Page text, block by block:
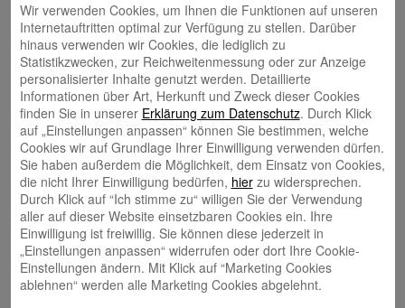
förderungsfähig.
Auch ein Pflichtpraktikum im Ausland, das du für dein deutsches
Studium benötigst und das mindestens zwölf Wochen dauert, kann
durch das BAföG unterstützt werden.
Die Leistungen im Überblick
Und was bekommst du? Das Bundesbildungsministerium nennt auf
seinerWebsitefür folgende Fälle folgende Zuschläge:
Nachweisbar notwendige Studiengebühren: bis zu 4600 Euro,
maximal ein Jahr lang
Reisekosten: innerhalb Europas je 250 Euro für eine Hin- und eine
Rückfahrt sowie außerhalb Europas je Fahrt 500 Euro
Eventuelle Zusatzkosten der Krankenversicherung: beim Studium
monatlich bis zur Höhe des Krankenversicherungszuschlags
Höhere Lebenshaltungskosten: beim Studium außerhalb der EU
Wir verwenden Cookies, um Ihnen die Funktionen auf unseren
Internetauftritten optimal zur Verfügung zu stellen. Darüber
hinaus verwenden wir Cookies, die lediglich zu
Statistikzwecken, zur Reichweitenmessung oder zur Anzeige
personalisierter Inhalte genutzt werden. Detaillierte
Informationen über Art, Herkunft und Zweck dieser Cookies
finden Sie in unserer Erklärung zum Datenschutz. Durch Klick
auf „Einstellungen anpassen“ können Sie bestimmen, welche
Cookies wir auf Grundlage Ihrer Einwilligung verwenden dürfen.
Sie haben außerdem die Möglichkeit, dem Einsatz von Cookies,
die nicht Ihrer Einwilligung bedürfen, hierzu widersprechen.
Durch Klick auf “Ich stimme zu“ willigen Sie der Verwendung
aller auf dieser Website einsetzbaren Cookies ein. Ihre
Einwilligung ist freiwillig. Sie können diese jederzeit in
„Einstellungen anpassen“ widerrufen oder dort Ihre Cookie-
Einstellungen ändern. Mit Klick auf “Marketing Cookies
ablehnen“ werden alle Marketing Cookies abgelehnt.